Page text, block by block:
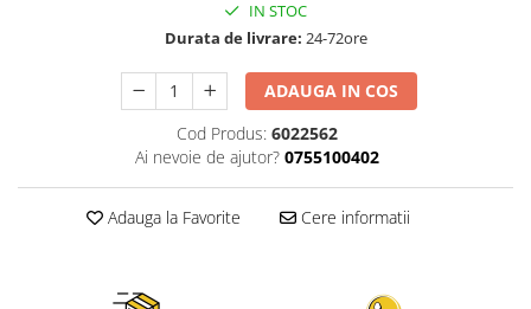
IN STOC
Durata de livrare: 24-72ore
ADAUGA IN COS
Cod Produs: 6022562
Ai nevoie de ajutor? 0755100402
Adauga la Favorite Cere informatii